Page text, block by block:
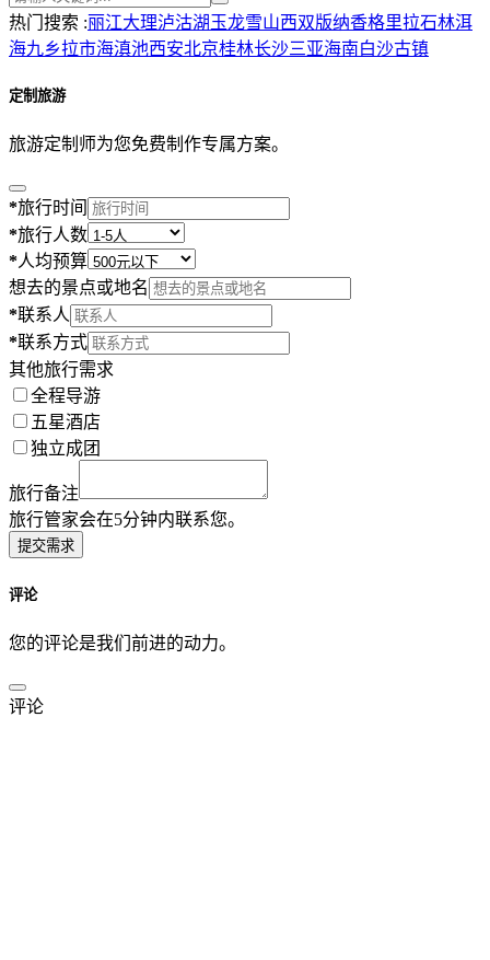
热门搜索 :丽江大理泸沽湖 玉龙雪山西双版纳香格里拉石林洱
海九乡拉市海滇池西安北京桂林长沙三亚海南白沙古镇
定制旅游
旅游定制师为您免费制作专属方案。
*旅行时间
*旅行人数
*人均预算
想去的景点或地名
*联系人
*联系方式
其他旅行需求
全程导游
五星酒店
独立成团
旅行备注
旅行管家会在5分钟内联系您。
提交需求
评论
您的评论是我们前进的动力。
评论